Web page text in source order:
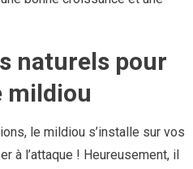
naturels pour
mildiou
le mildiou s’installe sur vos
à l’attaque ! Heureusement, il